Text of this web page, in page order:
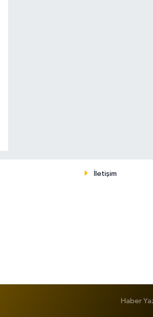
İletişim
Haber